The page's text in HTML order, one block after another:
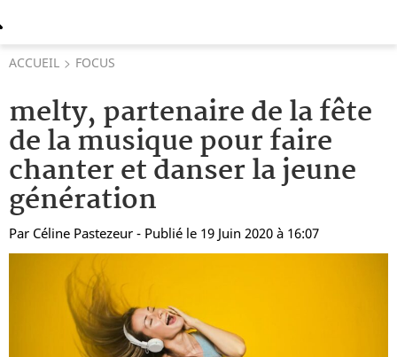
ACCUEIL FOCUS
melty, partenaire de la fête
de la musique pour faire
chanter et danser la jeune
génération
Par Céline Pastezeur - Publié le 19 Juin 2020 à 16:07